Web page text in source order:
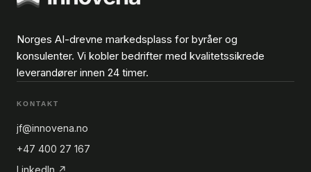
Norges AI-drevne markedsplass for byråer og
konsulenter. Vi kobler bedrifter med kvalitetssikrede
leverandører innen 24 timer.
KONTAKT
jf@innovena.no
+47 400 27 167